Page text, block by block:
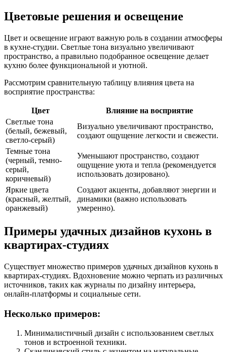
Цветовые решения и освещение
Цвет и освещение играют важную роль в создании атмосферы
в кухне-студии. Светлые тона визуально увеличивают
пространство, а правильно подобранное освещение делает
кухню более функциональной и уютной.
Рассмотрим сравнительную таблицу влияния цвета на
восприятие пространства:
Цвет
Влияние на восприятие
Светлые тона
(белый, бежевый,
светло-серый)
Визуально увеличивают пространство,
создают ощущение легкости и свежести.
Темные тона
(черный, темно-
серый,
коричневый)
Уменьшают пространство, создают
ощущение уюта и тепла (рекомендуется
использовать дозировано).
Яркие цвета
(красный, желтый,
оранжевый)
Создают акценты, добавляют энергии и
динамики (важно использовать
умеренно).
Примеры удачных дизайнов кухонь в
квартирах-студиях
Существует множество примеров удачных дизайнов кухонь в
квартирах-студиях. Вдохновение можно черпать из различных
источников, таких как журналы по дизайну интерьера,
онлайн-платформы и социальные сети.
Несколько примеров:
Минималистичный дизайн с использованием светлых
тонов и встроенной техники.